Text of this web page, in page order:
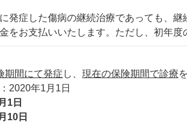
発症した傷病の継続治療であっても、
をお支払いいたします。ただし、初年度
期間にて発症 し、 現在の保険期間で診療
2020年1月1日
1日
10日